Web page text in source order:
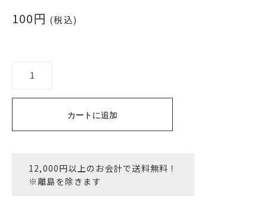
100円 (税込)
袋
カートに追加
12,000円以上のお会計で送料無料！
※離島を除きます